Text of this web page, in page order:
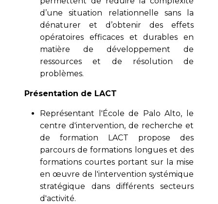
d’une situation relationnelle sans la
dénaturer et d’obtenir des effets
opératoires efficaces et durables en
matière de développement de
ressources et de résolution de
problèmes.
Présentation de LACT
Représentant l'École de Palo Alto, le
centre d'intervention, de recherche et
de formation LACT propose des
parcours de formations longues et des
formations courtes portant sur la mise
en œuvre de l'intervention systémique
stratégique dans différents secteurs
d'activité.